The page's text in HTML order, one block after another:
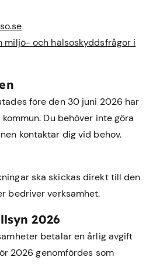
miljö- och hälsoskyddsfrågor i
före den 30 juni 2026 har
Du behöver inte göra
kontaktar dig vid behov.
ska skickas direkt till den
bedriver verksamhet.
2026
betalar en årlig avgift
2026 genomfördes som